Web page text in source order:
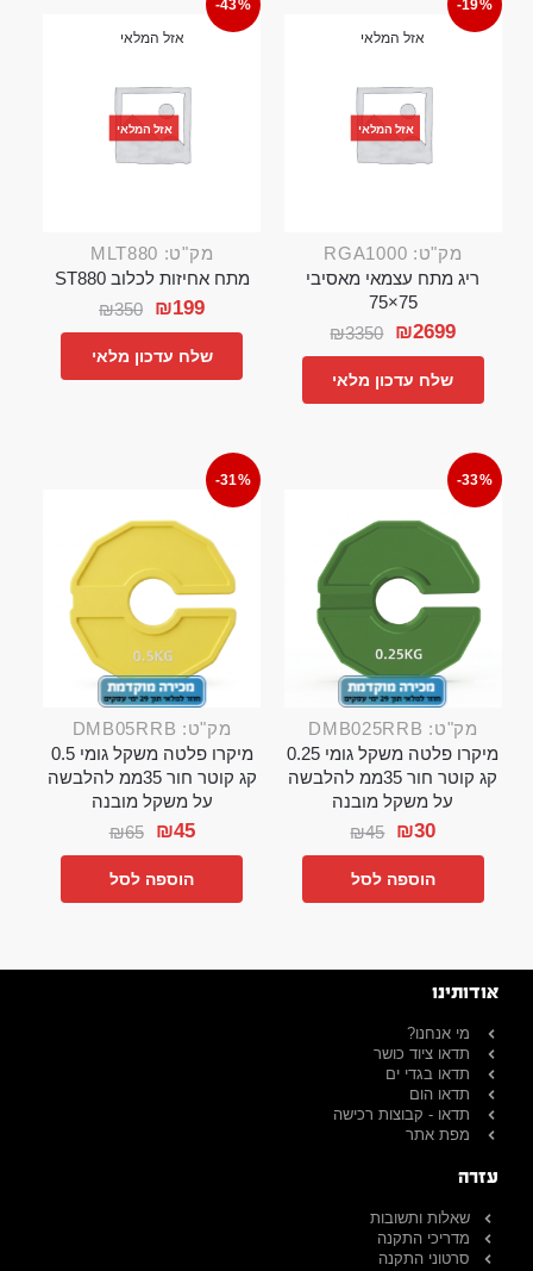
-19%
אזל המלאי
אזל המלאי
מק"ט: RGA1000
ריג מתח עצמאי מאסיבי
75×75
₪3350 ₪2699
שלח עדכון מלאי
-43%
אזל המלאי
אזל המלאי
מק"ט: MLT880
מתח אחיזות לכלוב ST880
₪350 ₪199
שלח עדכון מלאי
-33%
מק"ט: DMB025RRB
מיקרו פלטה משקל גומי 0.25
קג קוטר חור 35ממ להלבשה
על משקל מובנה
₪45 ₪30
הוספה לסל
-31%
מק"ט: DMB05RRB
מיקרו פלטה משקל גומי 0.5
קג קוטר חור 35ממ להלבשה
על משקל מובנה
₪65 ₪45
הוספה לסל
אודותינו
מי אנחנו?
תדאו ציוד כושר
תדאו בגדי ים
תדאו הום
תדאו - קבוצות רכישה
מפת אתר
עזרה
שאלות ותשובות
מדריכי התקנה
סרטוני התקנה